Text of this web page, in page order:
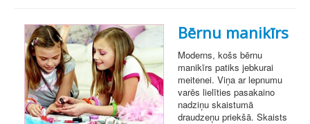
Bērnu manikīrs
Moderns, košs bērnu
manikīrs patiks jebkurai
meitenei. Viņa ar lepnumu
varēs lielīties pasakaino
nadziņu skaistumā
draudzeņu priekšā. Skaists